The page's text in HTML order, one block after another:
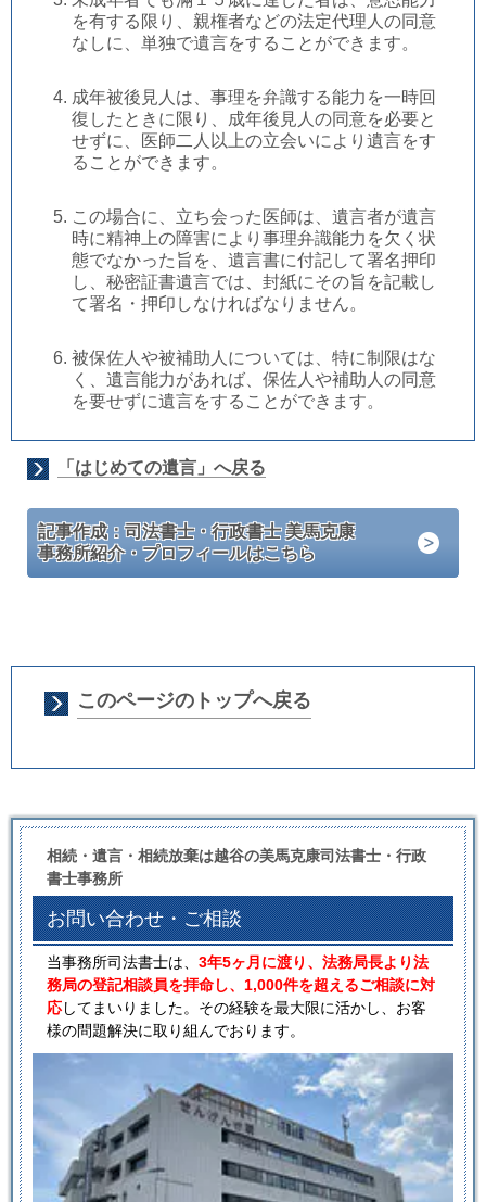
を有する限り、親権者などの法定代理人の同意
なしに、単独で遺言をすることができます。
成年被後見人は、事理を弁識する能力を一時回
復したときに限り、成年後見人の同意を必要と
せずに、医師二人以上の立会いにより遺言をす
ることができます。
この場合に、立ち会った医師は、遺言者が遺言
時に精神上の障害により事理弁識能力を欠く状
態でなかった旨を、遺言書に付記して署名押印
し、秘密証書遺言では、封紙にその旨を記載し
て署名・押印しなければなりません。
被保佐人や被補助人については、特に制限はな
く、遺言能力があれば、保佐人や補助人の同意
を要せずに遺言をすることができます。
「はじめての遺言」へ戻る
記事作成：司法書士・行政書士 美馬克康
事務所紹介・プロフィールはこちら
このページのトップへ戻る
相続・遺言・相続放棄は越谷の美馬克康司法書士・行政
書士事務所
お問い合わせ・ご相談
当事務所司法書士は、 3年5ヶ月に渡り、法務局長より法
務局の登記相談員を拝命し、1,000件を超えるご相談に対
応してまいりました。その経験を最大限に活かし、お客
様の問題解決に取り組んでおります。